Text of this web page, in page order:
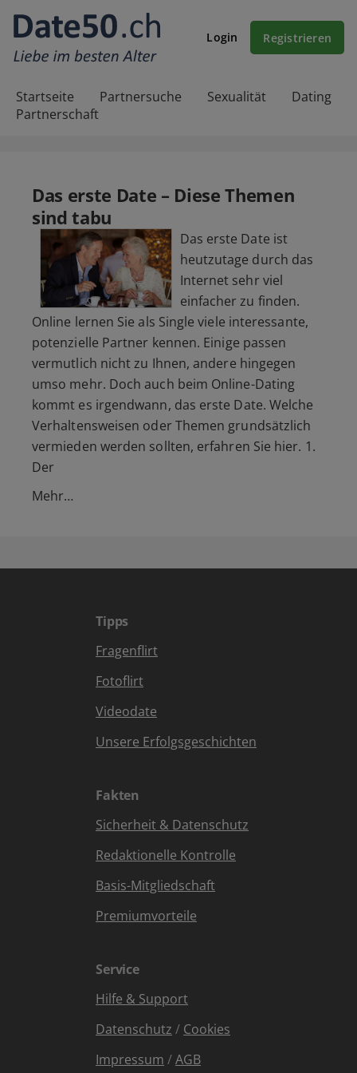
Login Registrieren
Startseite Partnersuche Sexualität
Dating
Partnerschaft
Das erste Date – Diese Themen
sind tabu
Das erste Date ist
heutzutage durch das
Internet sehr viel
einfacher zu finden.
Online lernen Sie als Single viele interessante,
potenzielle Partner kennen. Einige passen
vermutlich nicht zu Ihnen, andere hingegen
umso mehr. Doch auch beim Online-Dating
kommt es irgendwann, das erste Date. Welche
Verhaltensweisen oder Themen grundsätzlich
vermieden werden sollten, erfahren Sie hier. 1.
Der
Mehr…
Tipps
Fragenflirt
Fotoflirt
Videodate
Unsere Erfolgsgeschichten
Fakten
Sicherheit & Datenschutz
Redaktionelle Kontrolle
Basis-Mitgliedschaft
Premiumvorteile
Service
Hilfe & Support
Datenschutz / Cookies
Impressum /AGB